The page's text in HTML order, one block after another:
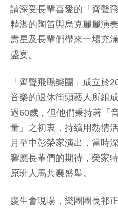
請深受長輩喜愛的「齊聲
精湛的陶笛與烏克麗麗演
壽星及長輩們帶來一場充
盛宴。
「齊聲飛颺樂團」成立於
音樂的退休街頭藝人所組
過60歲，但他們秉持著「
量」之初衷，持續用熱情
月至中彰榮家演出，當時
響應長輩們的期待，榮家
原班人馬共襄盛舉。
慶生會現場，樂團團長祁